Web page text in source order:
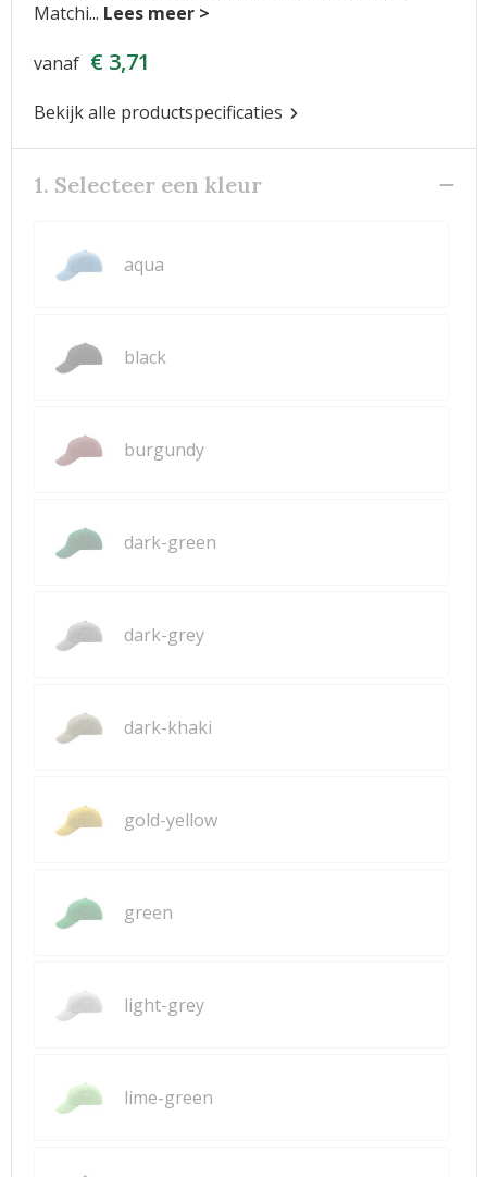
Matchi...
vanaf € 3,71
Bekijk alle productspecificaties
1. Selecteer een kleur
aqua
black
burgundy
dark-green
dark-grey
dark-khaki
gold-yellow
green
light-grey
lime-green